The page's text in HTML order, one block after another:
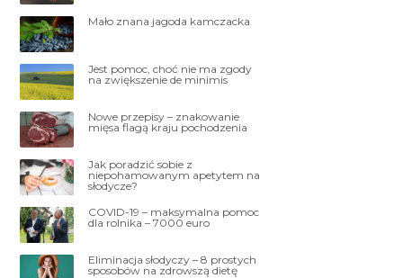
Mało znana jagoda kamczacka
Jest pomoc, choć nie ma zgody
na zwiększenie de minimis
Nowe przepisy – znakowanie
mięsa flagą kraju pochodzenia
Jak poradzić sobie z
niepohamowanym apetytem na
słodycze?
COVID-19 – maksymalna pomoc
dla rolnika – 7000 euro
Eliminacja słodyczy – 8 prostych
sposobów na zdrowszą dietę